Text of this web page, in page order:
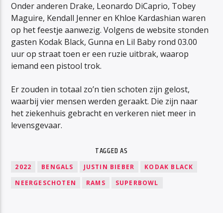
Onder anderen Drake, Leonardo DiCaprio, Tobey
Maguire, Kendall Jenner en Khloe Kardashian waren
op het feestje aanwezig. Volgens de website stonden
gasten Kodak Black, Gunna en Lil Baby rond 03.00
uur op straat toen er een ruzie uitbrak, waarop
iemand een pistool trok.
Er zouden in totaal zo’n tien schoten zijn gelost,
waarbij vier mensen werden geraakt. Die zijn naar
het ziekenhuis gebracht en verkeren niet meer in
levensgevaar.
TAGGED AS
2022 BENGALS JUSTIN BIEBER
KODAK BLACK
NEERGESCHOTEN
RAMS SUPERBOWL